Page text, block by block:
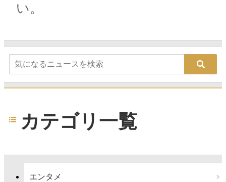
い。
カテゴリ一覧
エンタメ